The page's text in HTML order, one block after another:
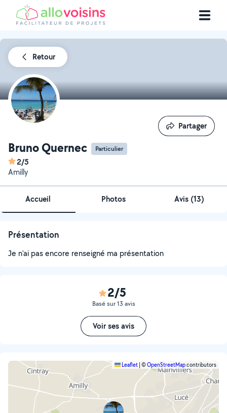
Retour
Bruno Quernec Particulier
2/5
Amilly
Partager
Partager
Accueil Photos Avis (13)
Présentation
Je n'ai pas encore renseigné ma présentation
2/5
Basé sur 13 avis
Voir ses avis
Leaflet ©OpenStreetMapcontributors